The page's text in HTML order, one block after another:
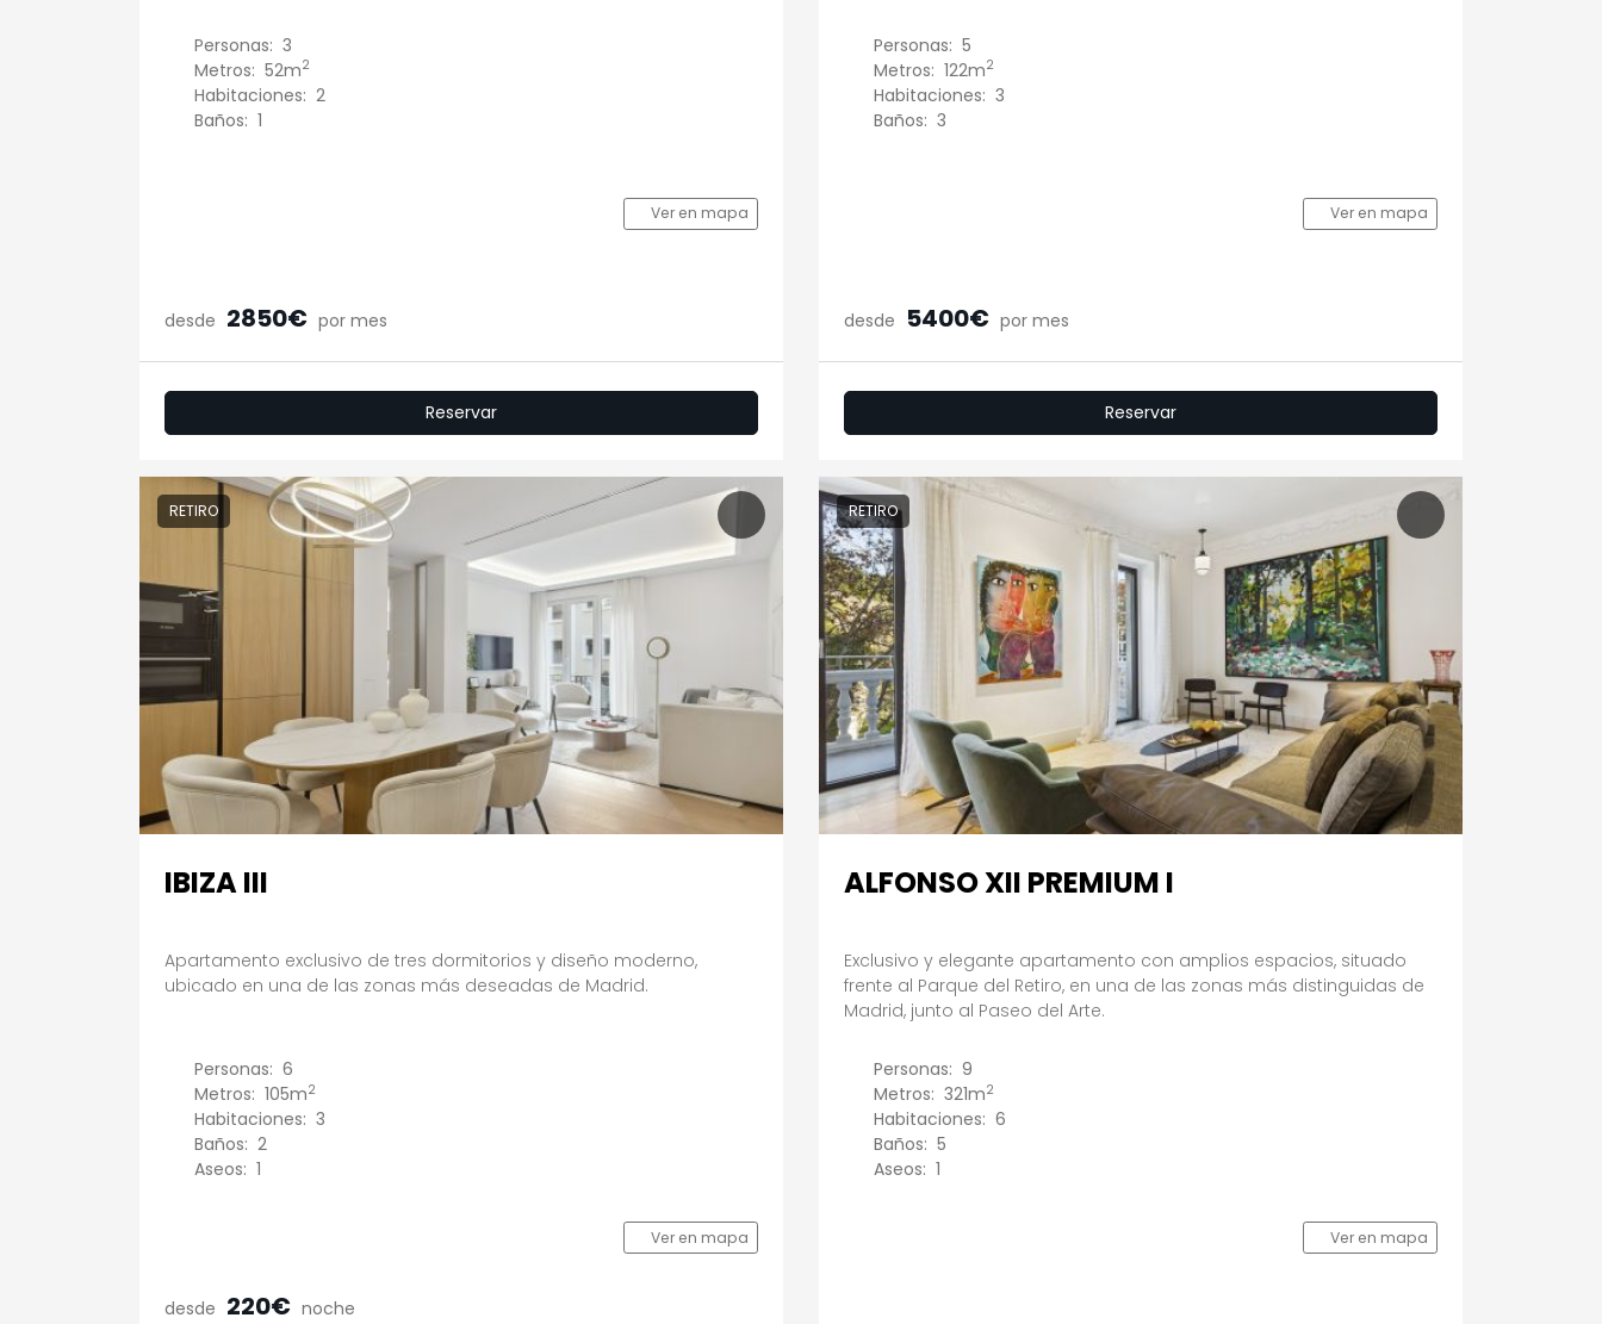
Personas: 3
Metros: 52m2
Habitaciones: 2
Baños: 1
Ver en mapa
desde 2850€ por mes
Reservar
Personas: 5
Metros: 122m2
Habitaciones: 3
Baños: 3
Ver en mapa
desde 5400€ por mes
Reservar
RETIRO
IBIZA III
Apartamento exclusivo de tres dormitorios y diseño moderno,
ubicado en una de las zonas más deseadas de Madrid.
Personas: 6
Metros: 105m2
Habitaciones: 3
Baños: 2
Aseos: 1
Ver en mapa
desde 220€ noche
RETIRO
ALFONSO XII PREMIUM I
Exclusivo y elegante apartamento con amplios espacios, situado
frente al Parque del Retiro, en una de las zonas más distinguidas de
Madrid, junto al Paseo del Arte.
Personas: 9
Metros: 321m2
Habitaciones: 6
Baños: 5
Aseos: 1
Ver en mapa